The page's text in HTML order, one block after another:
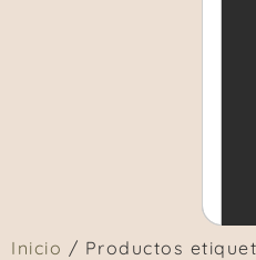
Inicio / Productos